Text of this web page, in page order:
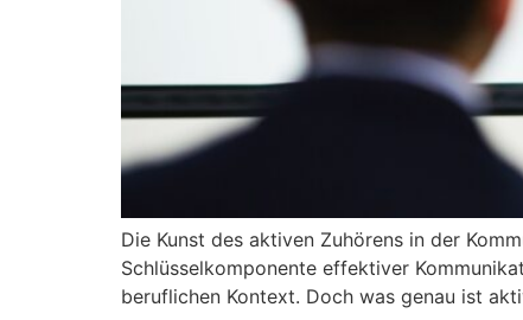
Die Kunst des aktiven Zuhörens in der
Schlüsselkomponente effektiver
beruflichen Kontext. Doch was genau ist